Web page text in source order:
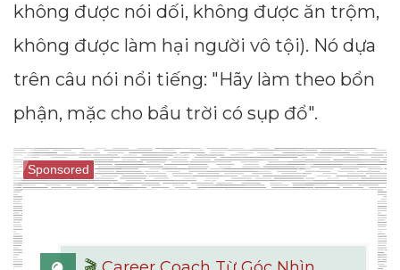
không được nói dối, không được ăn trộm,
không được làm hại người vô tội). Nó dựa
trên câu nói nổi tiếng: "Hãy làm theo bổn
phận, mặc cho bầu trời có sụp đổ".
Sponsored